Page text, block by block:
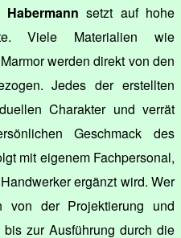
Habermann setzt auf hohe
Viele Materialien wie
werden direkt von den
Jedes der erstellten
Charakter und verrät
Geschmack des
mit eigenem Fachpersonal,
ergänzt wird. Wer
von der Projektierung und
zur Ausführung durch die